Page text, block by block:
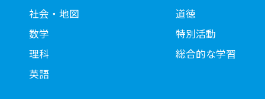
社会・地図
数学
理科
英語
道徳
特別活動
総合的な学習